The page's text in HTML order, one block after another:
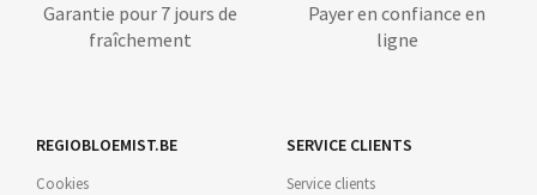
Garantie pour 7 jours de
fraîchement
Payer en confiance en
ligne
REGIOBLOEMIST.BE
Cookies
SERVICE CLIENTS
Service clients